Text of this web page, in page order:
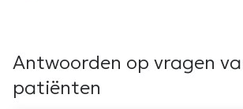
Antwoorden op vragen
patiënten